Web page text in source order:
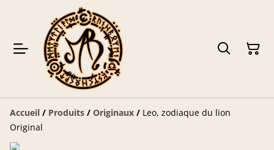
Accueil / Produits / Originaux / Leo, zodiaque du lion
Original